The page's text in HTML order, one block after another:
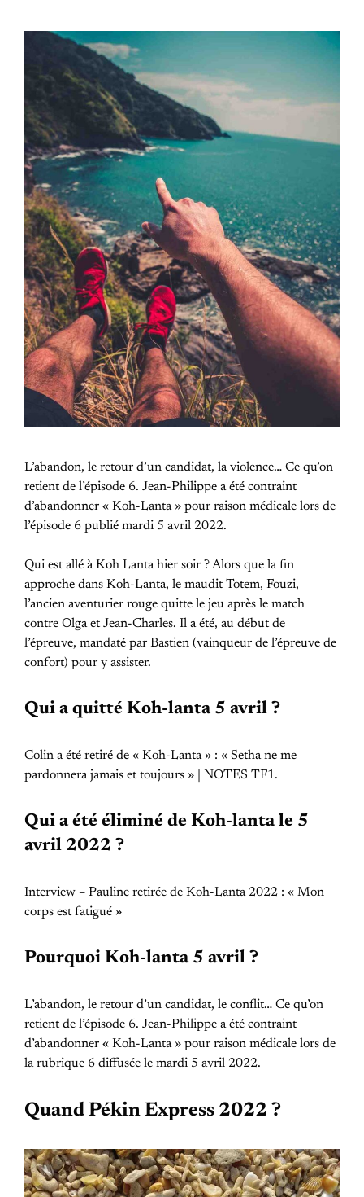
L’abandon, le retour d’un candidat, la violence… Ce qu’on
retient de l’épisode 6. Jean-Philippe a été contraint
d’abandonner « Koh-Lanta » pour raison médicale lors de
l’épisode 6 publié mardi 5 avril 2022.
Qui est allé à Koh Lanta hier soir ? Alors que la fin
approche dans Koh-Lanta, le maudit Totem, Fouzi,
l’ancien aventurier rouge quitte le jeu après le match
contre Olga et Jean-Charles. Il a été, au début de
l’épreuve, mandaté par Bastien (vainqueur de l’épreuve de
confort) pour y assister.
Qui a quitté Koh-lanta 5 avril ?
Colin a été retiré de « Koh-Lanta » : « Setha ne me
pardonnera jamais et toujours » | NOTES TF1.
Qui a été éliminé de Koh-lanta le 5
avril 2022 ?
Interview – Pauline retirée de Koh-Lanta 2022 : « Mon
corps est fatigué »
Pourquoi Koh-lanta 5 avril ?
L’abandon, le retour d’un candidat, le conflit… Ce qu’on
retient de l’épisode 6. Jean-Philippe a été contraint
d’abandonner « Koh-Lanta » pour raison médicale lors de
la rubrique 6 diffusée le mardi 5 avril 2022.
Quand Pékin Express 2022 ?